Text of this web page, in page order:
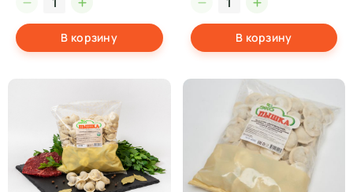
В корзину В корзину